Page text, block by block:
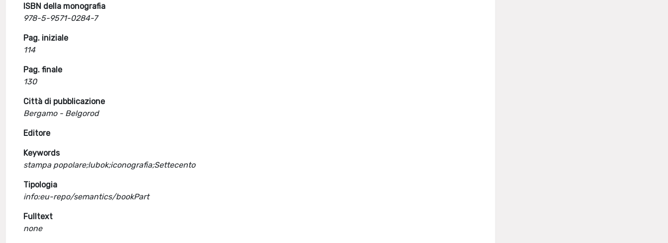
ISBN della monografia
978-5-9571-0284-7
Pag. iniziale
114
Pag. finale
130
Città di pubblicazione
Bergamo - Belgorod
Editore
Keywords
stampa popolare;lubok;iconografia;Settecento
Tipologia
info:eu-repo/semantics/bookPart
Fulltext
none